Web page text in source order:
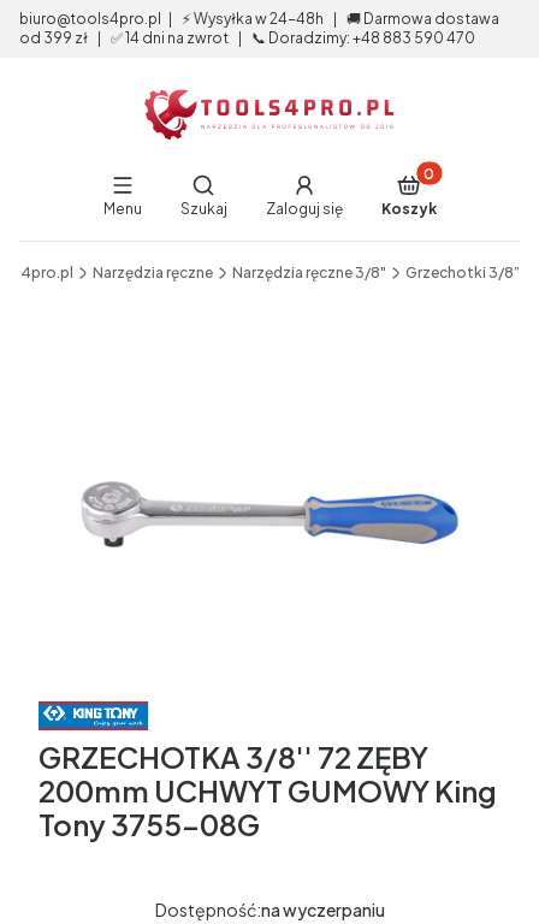
biuro@tools4pro.pl | ⚡ Wysyłka w 24-48h | 🚚 Darmowa dostawa
od 399 zł | ✅ 14 dni na zwrot | 📞 Doradzimy: +48 883 590 470
Menu
Otwórz wyszukiwarkę
Szukaj Zaloguj się
Produkty w
Koszyk
Narzędzia ręczne Narzędzia ręczne 3/8" Grzechotki 3/8”
GRZECHOTKA 3/8'' 72 ZĘBY
200mm UCHWYT GUMOWY King
Tony 3755-08G
Dostępność:na wyczerpaniu